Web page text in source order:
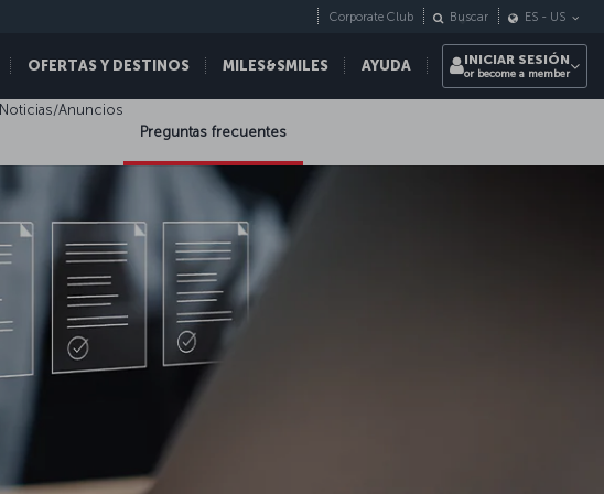
OFERTAS Y DESTINOS MILES&SMILES AYUDA
Corporate Club Buscar ES - US
INICIAR SESIÓN
or become a member
Noticias/Anuncios
Preguntas frecuentes